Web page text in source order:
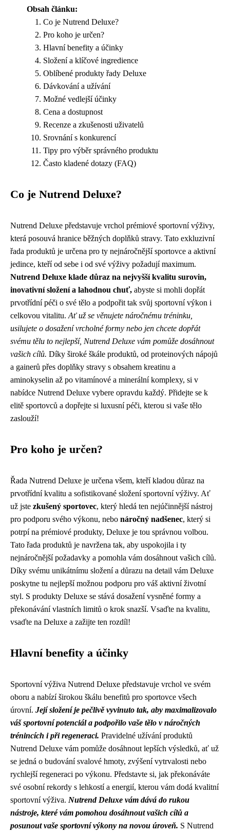
Obsah článku:
Co je Nutrend Deluxe?
Pro koho je určen?
Hlavní benefity a účinky
Složení a klíčové ingredience
Oblíbené produkty řady Deluxe
Dávkování a užívání
Možné vedlejší účinky
Cena a dostupnost
Recenze a zkušenosti uživatelů
Srovnání s konkurencí
Tipy pro výběr správného produktu
Často kladené dotazy (FAQ)
Co je Nutrend Deluxe?
Nutrend Deluxe představuje vrchol prémiové sportovní výživy,
která posouvá hranice běžných doplňků stravy. Tato exkluzivní
řada produktů je určena pro ty nejnáročnější sportovce a aktivní
jedince, kteří od sebe i od své výživy požadují maximum.
Nutrend Deluxe klade důraz na nejvyšší kvalitu surovin,
inovativní složení a lahodnou chuť, abyste si mohli dopřát
prvotřídní péči o své tělo a podpořit tak svůj sportovní výkon i
celkovou vitalitu. Ať už se věnujete náročnému tréninku,
usilujete o dosažení vrcholné formy nebo jen chcete dopřát
svému tělu to nejlepší, Nutrend Deluxe vám pomůže dosáhnout
vašich cílů. Díky široké škále produktů, od proteinových nápojů
a gainerů přes doplňky stravy s obsahem kreatinu a
aminokyselin až po vitamínové a minerální komplexy, si v
nabídce Nutrend Deluxe vybere opravdu každý. Přidejte se k
elitě sportovců a dopřejte si luxusní péči, kterou si vaše tělo
zaslouží!
Pro koho je určen?
Řada Nutrend Deluxe je určena všem, kteří kladou důraz na
prvotřídní kvalitu a sofistikované složení sportovní výživy. Ať
už jste zkušený sportovec, který hledá ten nejúčinnější nástroj
pro podporu svého výkonu, nebo náročný nadšenec, který si
potrpí na prémiové produkty, Deluxe je tou správnou volbou.
Tato řada produktů je navržena tak, aby uspokojila i ty
nejnáročnější požadavky a pomohla vám dosáhnout vašich cílů.
Díky svému unikátnímu složení a důrazu na detail vám Deluxe
poskytne tu nejlepší možnou podporu pro váš aktivní životní
styl. S produkty Deluxe se stává dosažení vysněné formy a
překonávání vlastních limitů o krok snazší. Vsaďte na kvalitu,
vsaďte na Deluxe a zažijte ten rozdíl!
Hlavní benefity a účinky
Sportovní výživa Nutrend Deluxe představuje vrchol ve svém
oboru a nabízí širokou škálu benefitů pro sportovce všech
úrovní. Její složení je pečlivě vyvinuto tak, aby maximalizovalo
váš sportovní potenciál a podpořilo vaše tělo v náročných
trénincích i při regeneraci. Pravidelné užívání produktů
Nutrend Deluxe vám pomůže dosáhnout lepších výsledků, ať už
se jedná o budování svalové hmoty, zvýšení vytrvalosti nebo
rychlejší regeneraci po výkonu. Představte si, jak překonáváte
své osobní rekordy s lehkostí a energií, kterou vám dodá kvalitní
sportovní výživa. Nutrend Deluxe vám dává do rukou
nástroje, které vám pomohou dosáhnout vašich cílů a
posunout vaše sportovní výkony na novou úroveň. S Nutrend